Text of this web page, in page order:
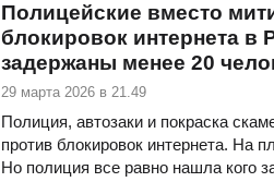
Полицейские вместо
блокировок интернета в
задержаны менее 20
29 марта 2026 в 21.49
Полиция, автозаки и покраска
против блокировок интернета. На
Но полиция все равно нашла кого